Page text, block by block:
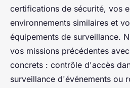
certifications de sécurité, vos
environnements similaires et
équipements de surveillance.
vos missions précédentes
concrets : contrôle d'accès
surveillance d'événements ou